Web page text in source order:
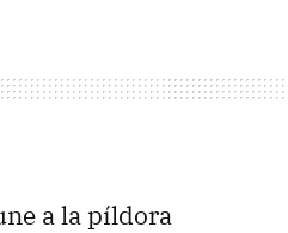
a la píldora